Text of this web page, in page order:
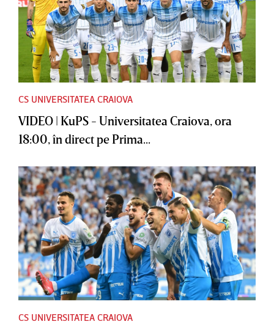
CS UNIVERSITATEA CRAIOVA
VIDEO | KuPS - Universitatea Craiova, ora
18:00, în direct pe Prima...
CS UNIVERSITATEA CRAIOVA